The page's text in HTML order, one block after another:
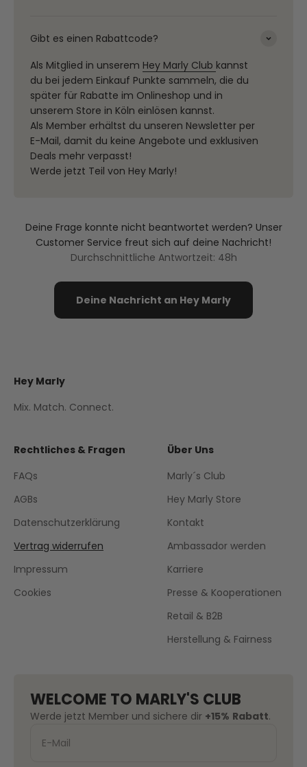
Gibt es einen Rabattcode?
Als Mitglied in unserem Hey Marly Club kannst
du bei jedem Einkauf Punkte sammeln, die du
später für Rabatte im Onlineshop und in
unserem Store in Köln einlösen kannst.
Als Member erhältst du unseren Newsletter per
E-Mail, damit du keine Angebote und exklusiven
Deals mehr verpasst!
Werde jetzt Teil von Hey Marly!
Deine Frage konnte nicht beantwortet werden? Unser
Customer Service freut sich auf deine Nachricht!
Durchschnittliche Antwortzeit: 48h
Deine Nachricht an Hey Marly
Hey Marly
Mix. Match. Connect.
Rechtliches & Fragen
FAQs
AGBs
Datenschutzerklärung
Vertrag widerrufen
Impressum
Cookies
Über Uns
Marly´s Club
Hey Marly Store
Kontakt
Ambassador werden
Karriere
Presse & Kooperationen
Retail & B2B
Herstellung & Fairness
WELCOME TO MARLY'S CLUB
Werde jetzt Member und sichere dir +15% Rabatt.